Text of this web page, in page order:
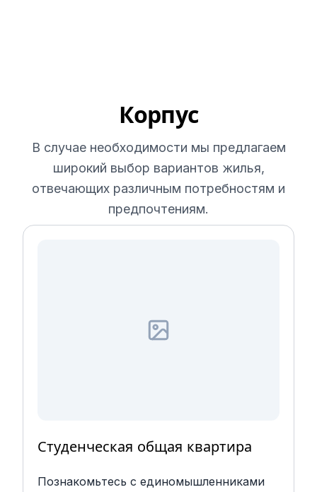
Корпус
В случае необходимости мы предлагаем
широкий выбор вариантов жилья,
отвечающих различным потребностям и
предпочтениям.
Студенческая общая квартира
Познакомьтесь с единомышленниками